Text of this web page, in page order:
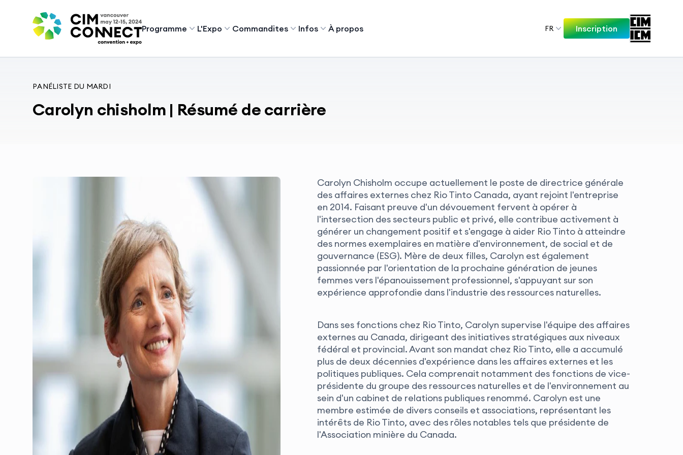
CIM Convention
Programme
L'Expo Commandites Infos À propos FR Inscription
PANÉLISTE DU MARDI
Carolyn chisholm | Résumé de carrière
Carolyn Chisholm occupe actuellement le poste de directrice générale
des affaires externes chez Rio Tinto Canada, ayant rejoint l'entreprise
en 2014. Faisant preuve d'un dévouement fervent à opérer à
l'intersection des secteurs public et privé, elle contribue activement à
générer un changement positif et s'engage à aider Rio Tinto à atteindre
des normes exemplaires en matière d'environnement, de social et de
gouvernance (ESG). Mère de deux filles, Carolyn est également
passionnée par l'orientation de la prochaine génération de jeunes
femmes vers l'épanouissement professionnel, s'appuyant sur son
expérience approfondie dans l'industrie des ressources naturelles.
Dans ses fonctions chez Rio Tinto, Carolyn supervise l'équipe des affaires
externes au Canada, dirigeant des initiatives stratégiques aux niveaux
fédéral et provincial. Avant son mandat chez Rio Tinto, elle a accumulé
plus de deux décennies d'expérience dans les affaires externes et les
politiques publiques. Cela comprenait notamment des fonctions de vice-
présidente du groupe des ressources naturelles et de l'environnement au
sein d'un cabinet de relations publiques renommé. Carolyn est une
membre estimée de divers conseils et associations, représentant les
intérêts de Rio Tinto, avec des rôles notables tels que présidente de
l'Association minière du Canada.